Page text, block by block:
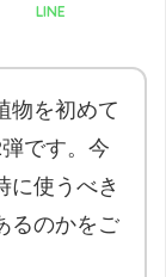
LINE
物を初めて
です。今
に使うべき
るのかをご